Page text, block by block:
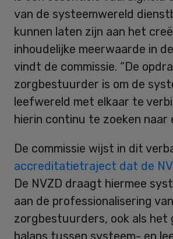
van de systeemwereld
kunnen laten zijn aan het
inhoudelijke meerwaarde in de
vindt de commissie. “De
zorgbestuurder is om de
leefwereld met elkaar te
hierin continu te zoeken naar
De commissie wijst in dit
accreditatietraject dat de
De NVZD draagt hiermee
aan de professionalisering
zorgbestuurders, ook als het
balans tussen systeem- en